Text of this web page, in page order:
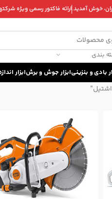
خوش آمدید.ارائه فاکتور رسمی ویژه
بندی
بادی و بنزینیابزار جوش و برشابزار